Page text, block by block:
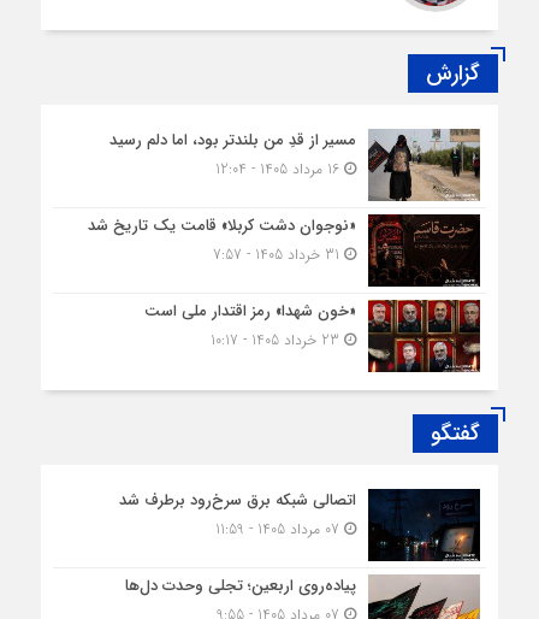
گزارش
مسیر از قدِ من بلندتر بود، اما دلم رسید
16 مرداد 1405 - 12:04
«نوجوان دشت کربلا» قامت یک تاریخ شد
«خون شهدا» رمز اقتدار ملی است
گفتگو
اتصالی شبکه برق سرخ‌رود برطرف شد
پیاده‌روی اربعین؛ تجلی وحدت دل‌ها